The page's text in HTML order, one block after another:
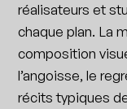
réalisateurs et
chaque plan. La
composition
l’angoisse, le
récits typiques